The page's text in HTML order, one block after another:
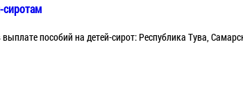
сиротам
пособий на детей-сирот: Республика Тува,